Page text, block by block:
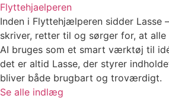
Flyttehjaelperen
Inden i Flyttehjælperen sidder Lasse
skriver, retter til og sørger for, at
AI bruges som et smart værktøj til
det er altid Lasse, der styrer
bliver både brugbart og troværdigt.
Se alle indlæg